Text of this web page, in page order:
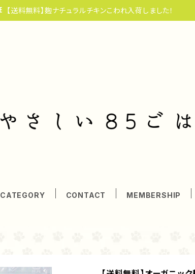
【送料無料】麴ナチュラルチキンこわれ入荷しました！
CATEGORY CONTACT MEMBERSHIP